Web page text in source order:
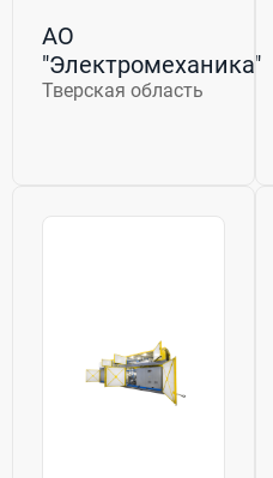
АО
"Электромеханика"
Тверская область